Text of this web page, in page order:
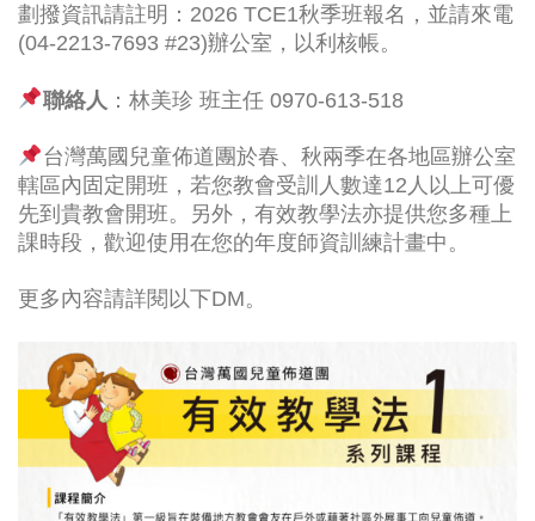
劃撥資訊請註明：2026 TCE1秋季班報名，並請來電
(04-2213-7693 #23)辦公室，以利核帳。
聯絡人 ：林美珍 班主任 0970-613-518
台灣萬國兒童佈道團於春、秋兩季在各地區辦公室
轄區內固定開班，若您教會受訓人數達12人以上可優
先到貴教會開班。另外，有效教學法亦提供您多種上
課時段，歡迎使用在您的年度師資訓練計畫中。
更多內容請詳閱以下DM。